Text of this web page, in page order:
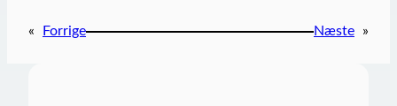
« Forrige Næste »